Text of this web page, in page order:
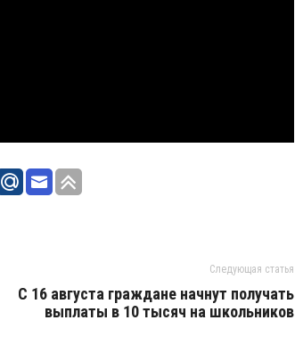
Следующая статья
С 16 августа граждане начнут получать
выплаты в 10 тысяч на школьников